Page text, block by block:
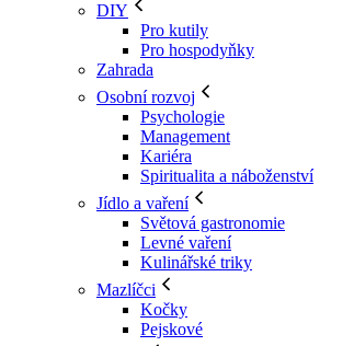
DIY
Pro kutily
Pro hospodyňky
Zahrada
Osobní rozvoj
Psychologie
Management
Kariéra
Spiritualita a náboženství
Jídlo a vaření
Světová gastronomie
Levné vaření
Kulinářské triky
Mazlíčci
Kočky
Pejskové